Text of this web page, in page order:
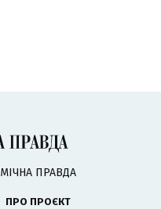
ПРАВДА
ПРО ПРОЄКТ